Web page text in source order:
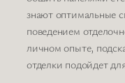
знают оптимальные
поведением
личном опыте,
отделки подойдет